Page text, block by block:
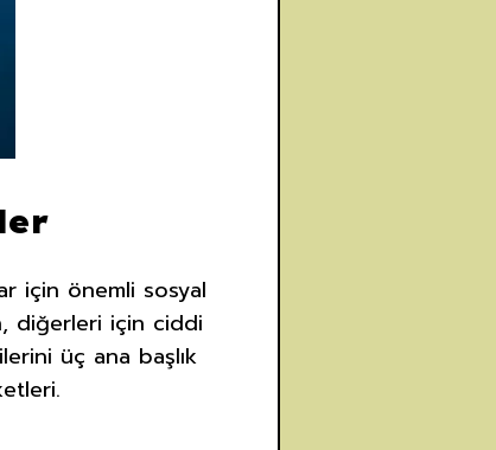
için önemli sosyal
diğerleri için ciddi
üç ana başlık